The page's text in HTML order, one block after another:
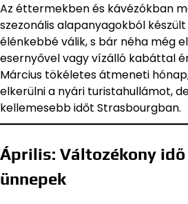
Az éttermekben és kávézókban
szezonális alapanyagokból
élénkebbé válik, s bár néha még
esernyővel vagy vízálló kabáttal
Március tökéletes átmeneti
elkerülni a nyári turistahullámot,
kellemesebb időt Strasbourgban.
Április: Változékony
ünnepek